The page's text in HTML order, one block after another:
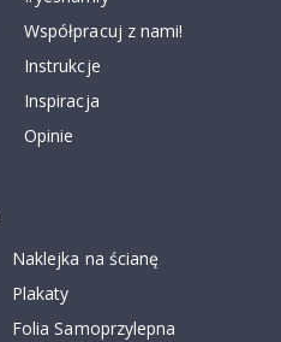
Współpracuj z nami!
Instrukcje
Inspiracja
Opinie
Naklejka na ścianę
Plakaty
Folia Samoprzylepna